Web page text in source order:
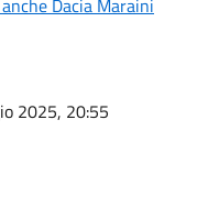
2025, 20:55